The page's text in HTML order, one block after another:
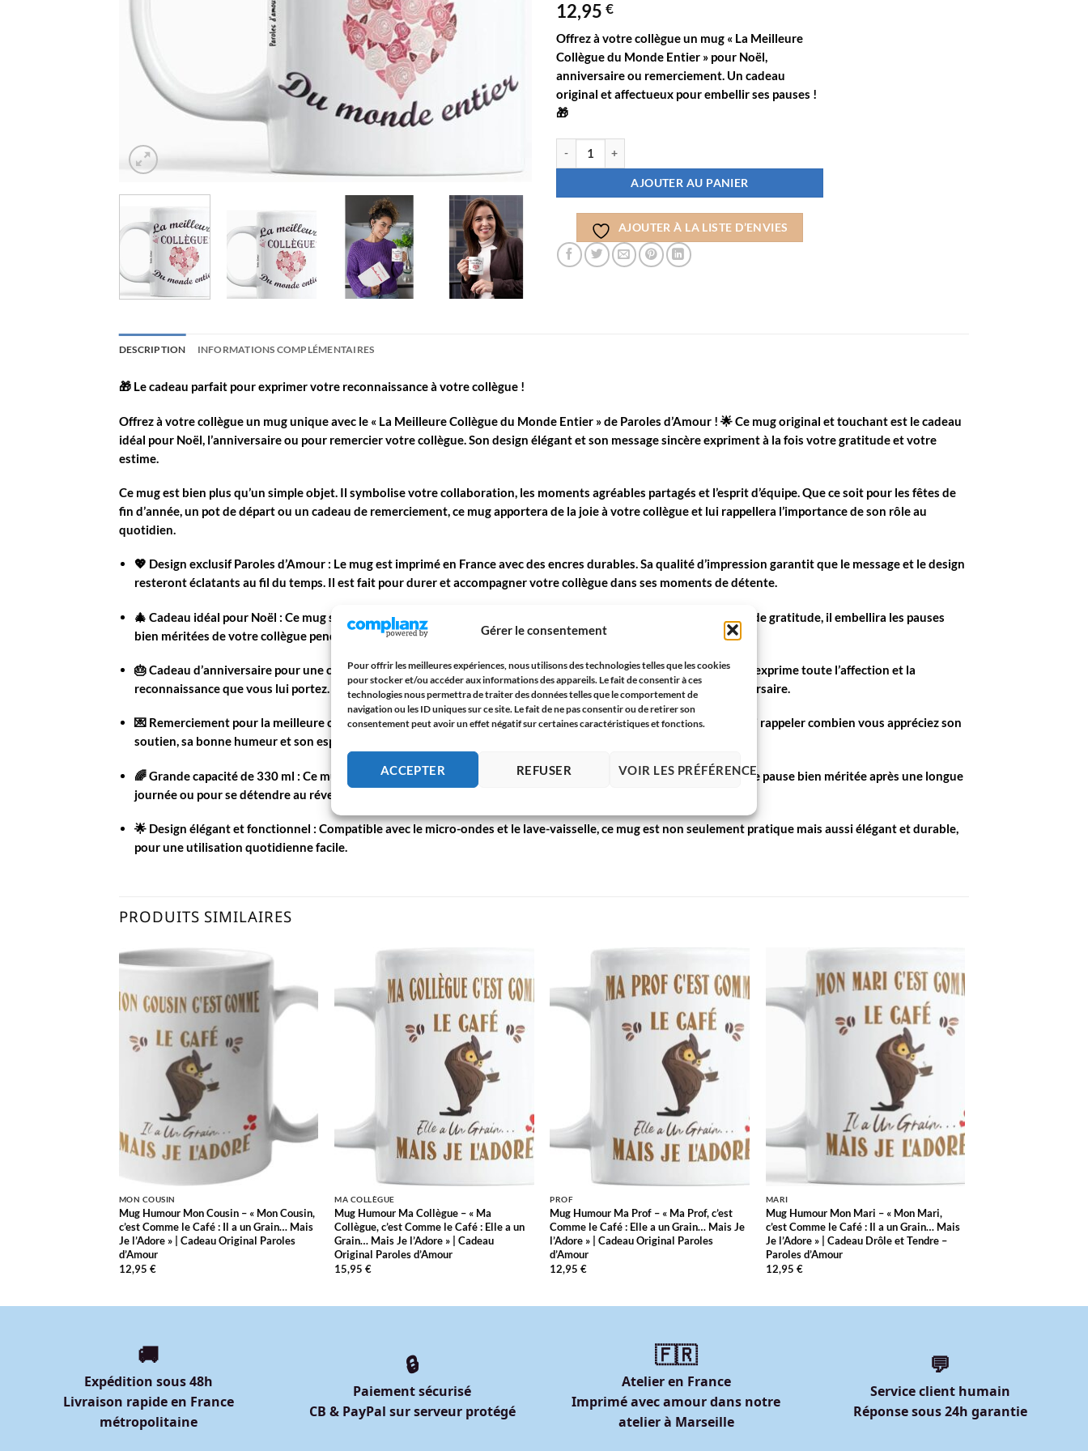
Gérer le consentement
Pour offrir les meilleures expériences, nous utilisons des technologies telles que les cookies
pour stocker et/ou accéder aux informations des appareils. Le fait de consentir à ces
technologies nous permettra de traiter des données telles que le comportement de
navigation ou les ID uniques sur ce site. Le fait de ne pas consentir ou de retirer son
consentement peut avoir un effet négatif sur certaines caractéristiques et fonctions.
ACCEPTER REFUSER VOIR LES PRÉFÉRENCES
12,95 €
Offrez à votrecollègueun mug « La Meilleure
Collègue du Monde Entier » pour Noël,
anniversaireou remerciement. Un cadeau
original et affectueux pour embellir ses pauses !
🎁
AJOUTER AU PANIER
AJOUTER À LA LISTE D’ENVIES
DESCRIPTION INFORMATIONS COMPLÉMENTAIRES
🎁 Le cadeau parfait pour exprimer votre reconnaissance à votre collègue !
Offrez à votrecollègueun mug uniqueavec le « La Meilleure Collègue du Monde Entier »de Paroles d’Amour ! 🌟 Ce mug original et touchant est le cadeau
idéal pour Noël l’anniversaireou pour remerciervotre collègue. Son design élégant et son message sincère expriment à la fois votre gratitude et votre
estime.
Ce mug est bien plus qu’un simple objet. Il symbolise votre collaboration, les moments agréables partagés et l’esprit d’équipe. Que ce soit pour les fêtes de
fin d’année, un pot de départou un cadeau de remerciement, ce mug apportera de la joie à votre collègue et lui rappellera l’importance de son rôle au
quotidien.
💖 Design exclusif Paroles d’Amour : Le mug est imprimé en Franceavec des encres durables. Sa qualité d’impression garantit que le message et le design
resteront éclatants au fil du temps. Il est fait pour durer et accompagner votre collègue dans ses moments de détente.
🎄 Cadeau idéal pour Noël : Ce mug sera un cadeau parfait pour Noël. Avec son design chaleureux et son message de gratitude, il embellira les pauses
bien méritées de votre collègue pendant les fêtes.
🎂 Cadeau d’anniversaire pour une collègue exceptionnelle: Surprenez votre collègue avec un cadeau original qui exprime toute l’affection et la
reconnaissance que vous lui portez. Ce mug ravira votre collègue et ajoutera une touche d’originalité à son anniversaire.
💌 Remerciement pour la meilleure collègue du monde: Faites plaisir à votre collègue en lui offrant ce mug pour lui rappeler combien vous appréciez son
soutien, sa bonne humeur et son esprit d’équipe.
🌈 Grande capacité de 330 ml : Ce mug est parfait pour savourer une boisson chaude ou froide. Il est idéal pour une pause bien méritée après une longue
journée ou pour se détendre au réveil.
🌟 Design élégant et fonctionnel : Compatible avec le micro-ondes et le lave-vaisselle, ce mug est non seulement pratique mais aussi élégant et durable,
pour une utilisation quotidienne facile.
PRODUITS SIMILAIRES
AJOUTER
À LA
LISTE
MON COUSIN
Mug Humour Mon Cousin – « Mon Cousin,
c’est Comme le Café : Il a un Grain… Mais
Je l’Adore » | Cadeau Original Paroles
d’Amour
12,95 €
AJOUTER
LISTE
D’ENVIES
MA COLLÈGUE
Mug Humour Ma Collègue – « Ma
Collègue, c’est Comme le Café : Elle a un
Grain… Mais Je l’Adore » | Cadeau
Original Paroles d’Amour
15,95€
AJOUTER
LISTE
D’ENVIES
PROF
Mug Humour Ma Prof – « Ma Prof, c’est
Comme le Café : Elle a un Grain… Mais Je
l’Adore » | Cadeau Original Paroles
d’Amour
12,95€
AJOUTER
À LA
LISTE
D’ENVIES
MARI
Mug Humour Mon Mari – « Mon Mari,
c’est Comme le Café : Il a un Grain… Mais
Je l’Adore » | Cadeau Drôle et Tendre –
Paroles d’Amour
12,95 €
🚚
Expédition sous 48h
Livraison rapide en France
métropolitaine
🔒
Paiement sécurisé
CB & PayPal sur serveur protégé
🇫🇷
Atelier en France
Imprimé avec amour dans notre
atelier à Marseille
💬
Service client humain
Réponse sous 24h garantie